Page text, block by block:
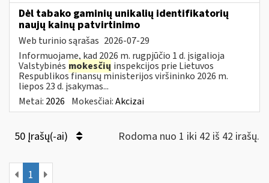
Dėl tabako gaminių unikalių identifikatorių
naujų kainų patvirtinimo
Web turinio sąrašas 2026-07-29
Informuojame, kad 2026 m. rugpjūčio 1 d. įsigalioja
Valstybinės mokesčių inspekcijos prie Lietuvos
Respublikos finansų ministerijos viršininko 2026 m.
liepos 23 d. įsakymas...
Metai: 2026 Mokesčiai:Akcizai
50 Įrašų(-ai) Rodoma nuo 1 iki 42 iš 42 irašų.
1